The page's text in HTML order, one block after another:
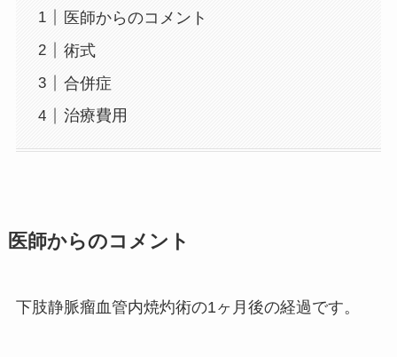
医師からのコメント
術式
合併症
治療費用
医師からのコメント
下肢静脈瘤血管内焼灼術の1ヶ月後の経過です。